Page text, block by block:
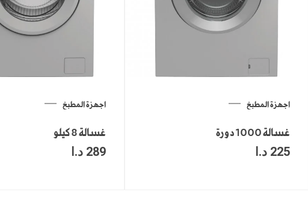
اجهزة المطبخ
غسالة 1000 دورة
225 د.ا
اجهزة المطبخ
غسالة 8 كيلو
289 د.ا